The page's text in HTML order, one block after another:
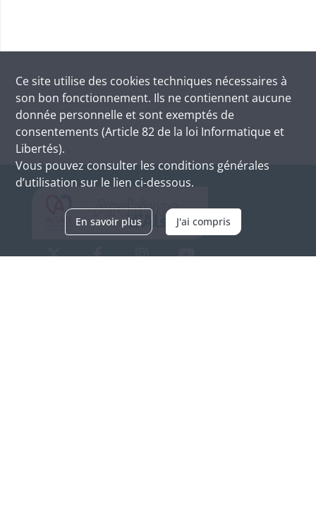
Ce site utilise des cookies techniques nécessaires à
son bon fonctionnement. Ils ne contiennent aucune
donnée personnelle et sont exemptés de
consentements (Article 82 de la loi Informatique et
Libertés).
Vous pouvez consulter les conditions générales
d’utilisation sur le lien ci-dessous.
En savoir plus J'ai compris